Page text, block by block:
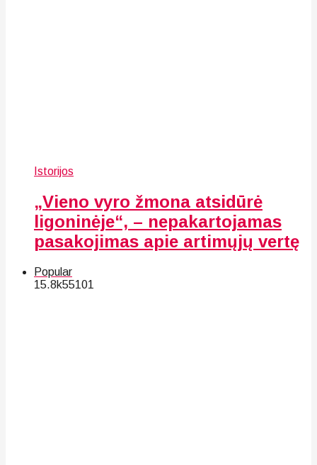
Istorijos
„Vieno vyro žmona atsidūrė
ligoninėje“, – nepakartojamas
pasakojimas apie artimųjų vertę
Popular
15.8k55101